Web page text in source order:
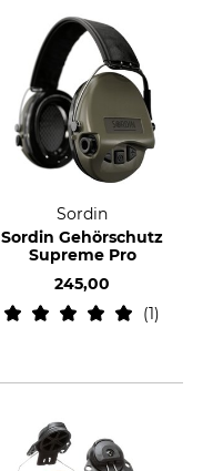
Sordin
Sordin Gehörschutz
Supreme Pro
245,00
1